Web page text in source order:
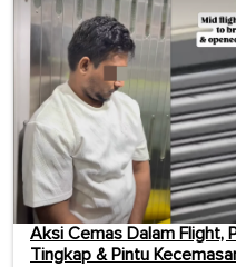
Aksi Cemas Dalam Flight,
Tingkap & Pintu